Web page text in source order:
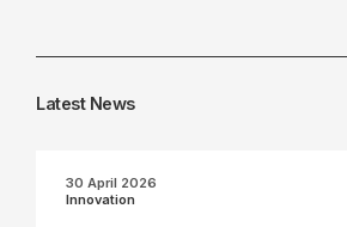
Latest News
30 April 2026
Innovation